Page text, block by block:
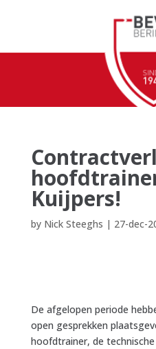
Kuijpers!
by Nick Steeghs | 27-dec-
De afgelopen periode
open gesprekken
hoofdtrainer, de